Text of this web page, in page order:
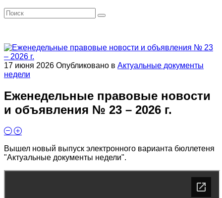
17 июня 2026 Опубликовано в Актуальные документы
недели
Еженедельные правовые новости
и объявления № 23 – 2026 г.
Вышел новый выпуск электронного варианта бюллетеня
"Актуальные документы недели".